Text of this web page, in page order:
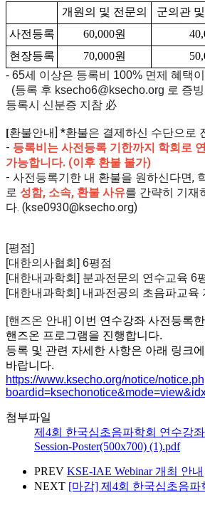
개원의 및 전문의
군의관
사전등록
60,000원
현장등록
70,000원
- 65세 이상은 등록비 100% 면제 혜택
(등록 후 ksecho6@ksecho.org 로 증
등록시 신분증 지참 必
[환불안내] *환불은 결제하신 수단으로
- 등록비는 사전등록 기한까지 학회로
가능합니다. (이후 환불 불가)
- 사전등록기한 내 환불을 원하신다면,
로 성함, 소속, 환불 사유를 간략히 기재
다. (kse0930@ksecho.org)
[평점]
[대한의사협회] 6평점
[대한내과학회] 분과전문의 연수교육 6
[대한내과학회] 내과전공의 초음파교육
[핸즈온 안내] 이번 연수강좌 사전등록
핸즈온 프로그램을 진행합니다.
등록 및 관련 자세한 사항은 아래 링크
바랍니다.
https://www.ksecho.org/notice/
첨부파일
제4회 한국심초음파학회 연수강좌
Session-Poster(500x700) (1).pdf
PREV KSE-IAE Webinar 개최 안내
NEXT [마감] 제4회 한국심초음파